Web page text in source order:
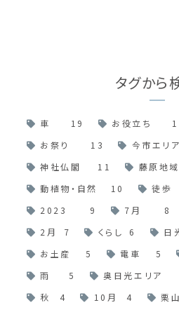
タグから
車 19 お役立ち
お祭り
13 今市エリア
神社仏閣
11 藤原地域
動植物・自然
10 徒歩
2023
9 7月 8
2月
7 くらし 6 日
お土産
5 電車 5
雨
5 奥日光エリア
秋
4 10月 4 栗